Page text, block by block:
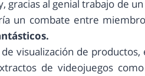
gracias al genial trabajo de
un combate entre
visualización de productos,
de videojuegos como